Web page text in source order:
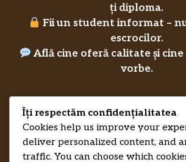
ți diploma.
Fii un student informat –
escrocilor.
Află cine oferă calitate și
vorbe.
RecenziiLucrareLicenta.euCredits
Îți respectăm confidențialitatea
Cookies help us improve your
deliver personalized content, and
traffic. You can choose which